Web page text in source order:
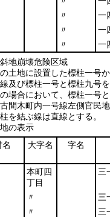
〃
一
〃
一
〃
一
地崩壊危険区域
土地に設置した標柱一号
及び標柱一号と標柱九号
場合において、標柱一号
間木町内一号線左側官民
を結ぶ線は直線とする。
の表示
大字名 字名
本町四
丁目
三
〃
三
〃
三